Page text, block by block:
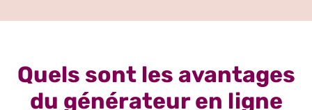
Quels sont les avantages
du générateur en ligne